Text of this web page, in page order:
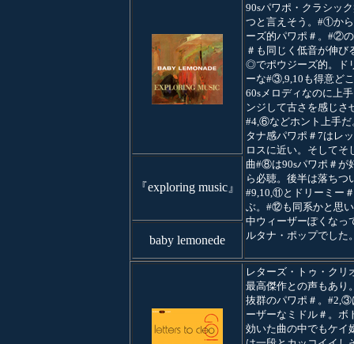
90sパワポ・クラシッ
つと言えそう。#①か
ーズ的パワポ＃。#②
＃も同じく低音が伸び
◎でポウジーズ的。ド
ーな#③,9,10も得意ど
60sメロディなのに上
ンジして古さを感じさ
#4,⑥などホント上手だ
タナ感パワポ＃7はレ
ロスに近い。そしてそ
曲#⑧は90sパワポ＃が
ら必聴。後半は落ちつ
#9,10,⑪とドリーミー
ぶ。#⑫も同系かと思
中ウィーザーぽくなっ
ルタナ・ポップでした
『exploring music』
baby lemonede
レターズ・トゥ・クリ
最高傑作との声もあ
抜群のパワポ＃。#2,③
ーザーなミドル＃。ボ
効いた曲の中でもケイ